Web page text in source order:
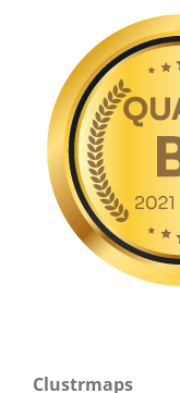
Clustrmaps